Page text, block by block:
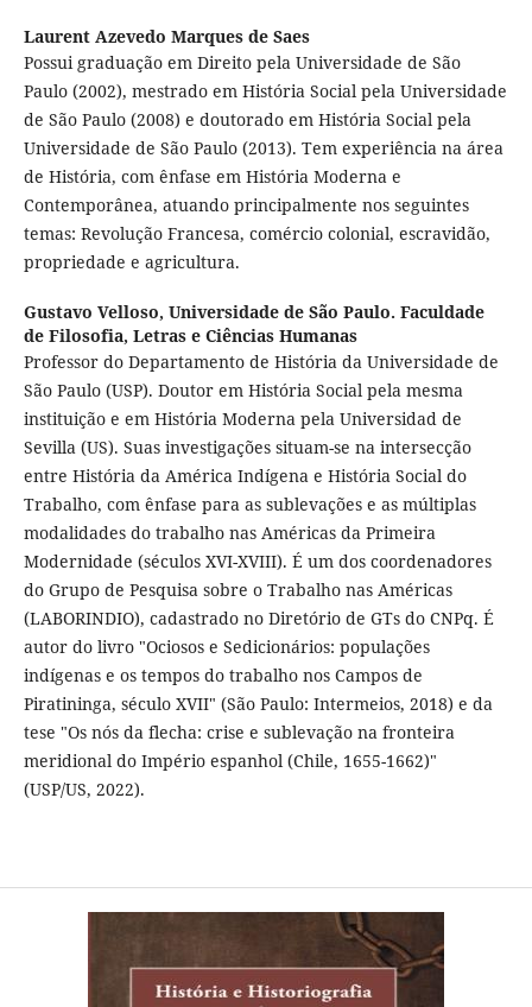
Laurent Azevedo Marques de Saes
Possui graduação em Direito pela Universidade de São
Paulo (2002), mestrado em História Social pela Universidade
de São Paulo (2008) e doutorado em História Social pela
Universidade de São Paulo (2013). Tem experiência na área
de História, com ênfase em História Moderna e
Contemporânea, atuando principalmente nos seguintes
temas: Revolução Francesa, comércio colonial, escravidão,
propriedade e agricultura.
Gustavo Velloso, Universidade de São Paulo. Faculdade
de Filosofia, Letras e Ciências Humanas
Professor do Departamento de História da Universidade de
São Paulo (USP). Doutor em História Social pela mesma
instituição e em História Moderna pela Universidad de
Sevilla (US). Suas investigações situam-se na intersecção
entre História da América Indígena e História Social do
Trabalho, com ênfase para as sublevações e as múltiplas
modalidades do trabalho nas Américas da Primeira
Modernidade (séculos XVI-XVIII). É um dos coordenadores
do Grupo de Pesquisa sobre o Trabalho nas Américas
(LABORINDIO), cadastrado no Diretório de GTs do CNPq. É
autor do livro "Ociosos e Sedicionários: populações
indígenas e os tempos do trabalho nos Campos de
Piratininga, século XVII" (São Paulo: Intermeios, 2018) e da
tese "Os nós da flecha: crise e sublevação na fronteira
meridional do Império espanhol (Chile, 1655-1662)"
(USP/US, 2022).